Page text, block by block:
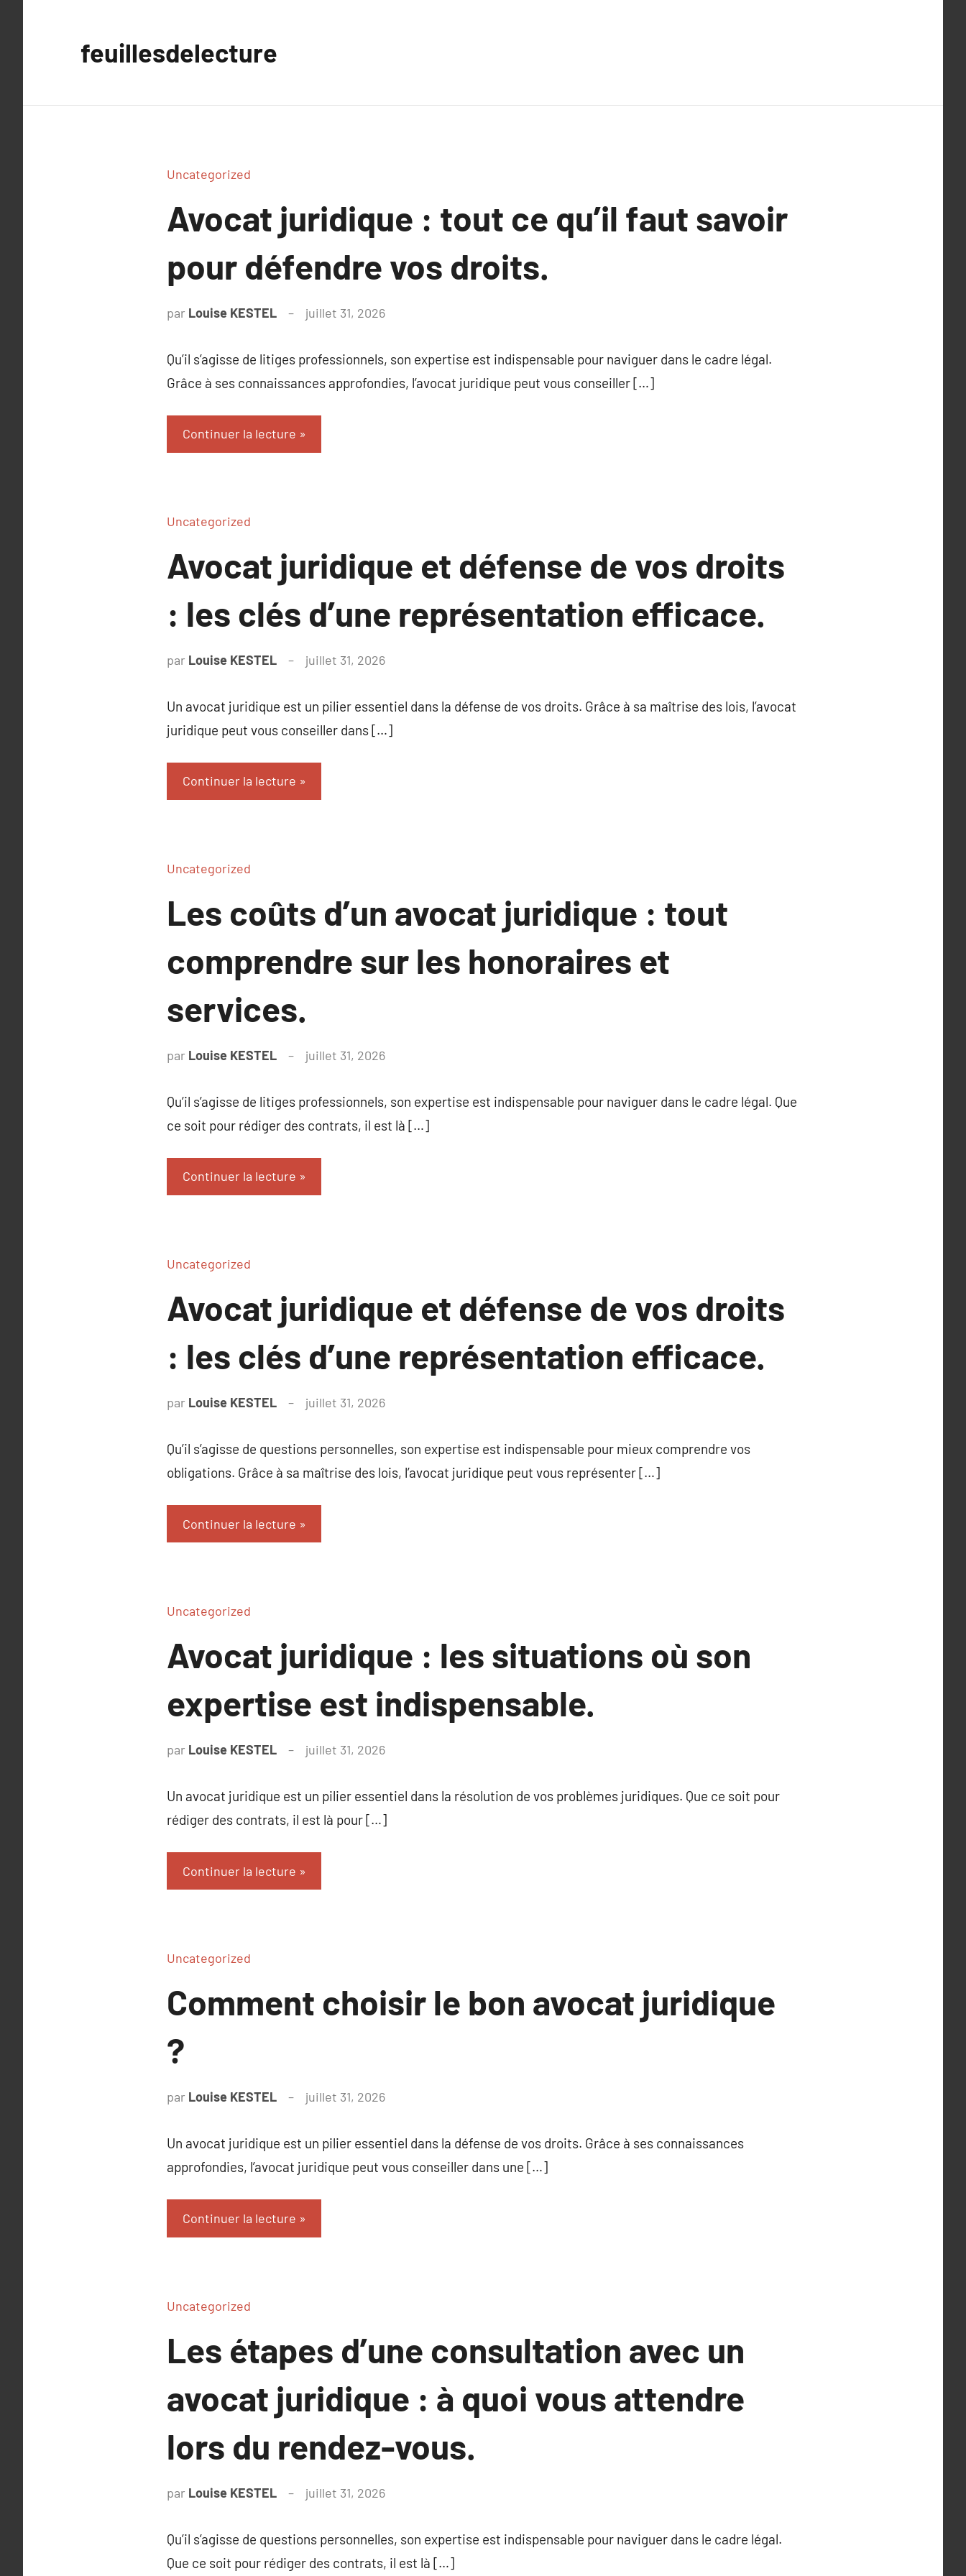
feuillesdelecture
Uncategorized
Avocat juridique : tout ce qu’il faut savoir
pour défendre vos droits.
par Louise KESTEL juillet 31, 2026
Qu’il s’agisse de litiges professionnels, son expertise est indispensable pour naviguer dans le cadre légal.
Grâce à ses connaissances approfondies, l’avocat juridique peut vous conseiller […]
Continuer la lecture
Uncategorized
Avocat juridique et défense de vos droits
: les clés d’une représentation efficace.
par Louise KESTEL juillet 31, 2026
Un avocat juridique est un pilier essentiel dans la défense de vos droits. Grâce à sa maîtrise des lois, l’avocat
juridique peut vous conseiller dans […]
Continuer la lecture
Uncategorized
Les coûts d’un avocat juridique : tout
comprendre sur les honoraires et
services.
par Louise KESTEL juillet 31, 2026
Qu’il s’agisse de litiges professionnels, son expertise est indispensable pour naviguer dans le cadre légal. Que
ce soit pour rédiger des contrats, il est là […]
Continuer la lecture
Uncategorized
Avocat juridique et défense de vos droits
: les clés d’une représentation efficace.
par Louise KESTEL juillet 31, 2026
Qu’il s’agisse de questions personnelles, son expertise est indispensable pour mieux comprendre vos
obligations. Grâce à sa maîtrise des lois, l’avocat juridique peut vous représenter […]
Continuer la lecture
Uncategorized
Avocat juridique : les situations où son
expertise est indispensable.
par Louise KESTEL juillet 31, 2026
Un avocat juridique est un pilier essentiel dans la résolution de vos problèmes juridiques. Que ce soit pour
rédiger des contrats, il est là pour […]
Continuer la lecture
Uncategorized
Comment choisir le bon avocat juridique
?
par Louise KESTEL juillet 31, 2026
Un avocat juridique est un pilier essentiel dans la défense de vos droits. Grâce à ses connaissances
approfondies, l’avocat juridique peut vous conseiller dans une […]
Continuer la lecture
Uncategorized
Les étapes d’une consultation avec un
avocat juridique : à quoi vous attendre
lors du rendez-vous.
par Louise KESTEL juillet 31, 2026
Qu’il s’agisse de questions personnelles, son expertise est indispensable pour naviguer dans le cadre légal.
Que ce soit pour rédiger des contrats, il est là […]